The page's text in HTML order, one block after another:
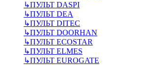
↳ПУЛЬТ DASPI
↳ПУЛЬТ DEA
↳ПУЛЬТ DITEC
↳ПУЛЬТ DOORHAN
↳ПУЛЬТ ECOSTAR
↳ПУЛЬТ ELMES
↳ПУЛЬТ EUROGATE